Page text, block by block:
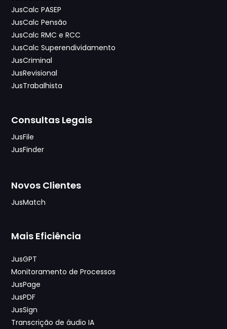
JusCalc PASEP
JusCalc Pensão
JusCalc RMC e RCC
JusCalc Superendividamento
JusCriminal
JusRevisional
JusTrabalhista
Consultas Legais
JusFile
JusFinder
Novos Clientes
JusMatch
Mais Eficiência
JusGPT
Monitoramento de Processos
JusPage
JusPDF
JusSign
Transcrição de áudio IA